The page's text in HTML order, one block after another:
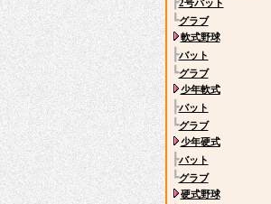
2号バット
┗グラブ
軟式野球
┣バット
┗グラブ
少年軟式
┣バット
┗グラブ
少年硬式
┣バット
┗グラブ
硬式野球